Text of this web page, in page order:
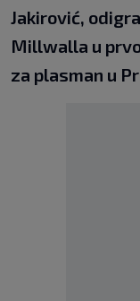
Jakirović,
Millwalla u
za plasman u